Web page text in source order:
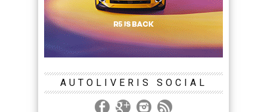
AUTOLIVERIS SOCIAL